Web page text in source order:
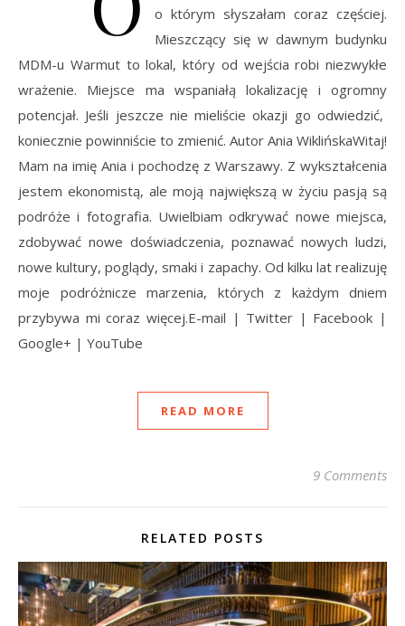
o którym słyszałam coraz częściej.
Mieszczący się w dawnym budynku
MDM-u Warmut to lokal, który od wejścia robi niezwykłe
wrażenie. Miejsce ma wspaniałą lokalizację i ogromny
potencjał. Jeśli jeszcze nie mieliście okazji go odwiedzić,
koniecznie powinniście to zmienić. Autor Ania WiklińskaWitaj!
Mam na imię Ania i pochodzę z Warszawy. Z wykształcenia
jestem ekonomistą, ale moją największą w życiu pasją są
podróże i fotografia. Uwielbiam odkrywać nowe miejsca,
zdobywać nowe doświadczenia, poznawać nowych ludzi,
nowe kultury, poglądy, smaki i zapachy. Od kilku lat realizuję
moje podróżnicze marzenia, których z każdym dniem
przybywa mi coraz więcej.E-mail | Twitter | Facebook |
Google+ | YouTube
READ MORE
9 Comments
RELATED POSTS